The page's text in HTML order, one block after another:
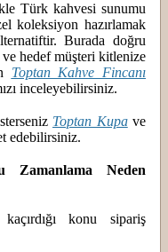
Türk kahvesi sunumu
koleksiyon hazırlamak
Burada doğru
hedef müşteri kitlenize
Toptan Kahve Fincanı
inceleyebilirsiniz.
Toptan Kupave
edebilirsiniz.
Zamanlama Neden
konu sipariş